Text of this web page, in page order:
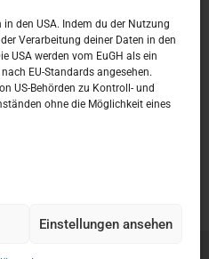
in den USA. Indem du der Nutzung
Verarbeitung deiner Daten in den
USA werden vom EuGH als ein
EU-Standards angesehen.
US-Behörden zu Kontroll- und
ohne die Möglichkeit eines
Einstellungen ansehen
12 13 14 15 16
19 20 21 22
26 27 28 29 30